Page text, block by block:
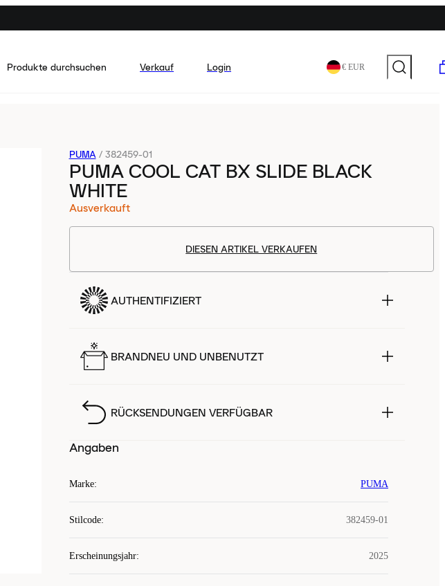
Produkte durchsuchen Verkauf Login € EUR
PUMA / 382459-01
PUMA COOL CAT BX SLIDE BLACK
WHITE
Ausverkauft
DIESEN ARTIKEL VERKAUFEN
AUTHENTIFIZIERT
BRANDNEU UND UNBENUTZT
RÜCKSENDUNGEN VERFÜGBAR
Angaben
Marke: PUMA
Stilcode: 382459-01
Erscheinungsjahr: 2025